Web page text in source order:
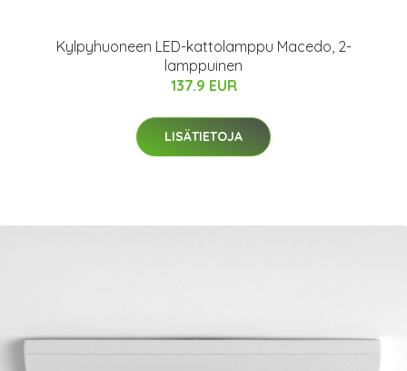
Kylpyhuoneen LED-kattolamppu Macedo, 2-
lamppuinen
137.9 EUR
LISÄTIETOJA